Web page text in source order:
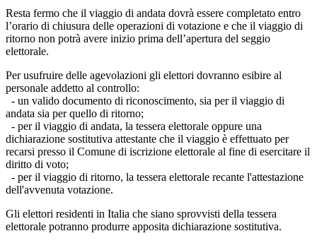
Resta fermo che il viaggio di andata dovrà essere completato entro
l’orario di chiusura delle operazioni di votazione e che il viaggio di
ritorno non potrà avere inizio prima dell’apertura del seggio
elettorale.
Per usufruire delle agevolazioni gli elettori dovranno esibire al
personale addetto al controllo:
- un valido documento di riconoscimento, sia per il viaggio di
andata sia per quello di ritorno;
- per il viaggio di andata, la tessera elettorale oppure una
dichiarazione sostitutiva attestante che il viaggio è effettuato per
recarsi presso il Comune di iscrizione elettorale al fine di esercitare il
diritto di voto;
- per il viaggio di ritorno, la tessera elettorale recante l'attestazione
dell'avvenuta votazione.
Gli elettori residenti in Italia che siano sprovvisti della tessera
elettorale potranno produrre apposita dichiarazione sostitutiva.